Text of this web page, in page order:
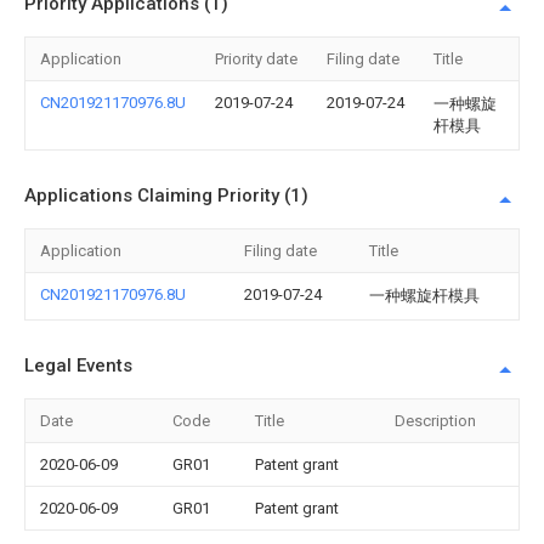
Application Priority date Filing date Title
CN201921170976.8U 2019-07-24 2019-07-24
一种螺旋
杆模具
Applications Claiming Priority (1)
Application Filing date Title
CN201921170976.8U 2019-07-24 一种螺旋杆模具
Legal Events
Date Code Title Description
2020-06-09 GR01 Patent grant
2020-06-09 GR01 Patent grant